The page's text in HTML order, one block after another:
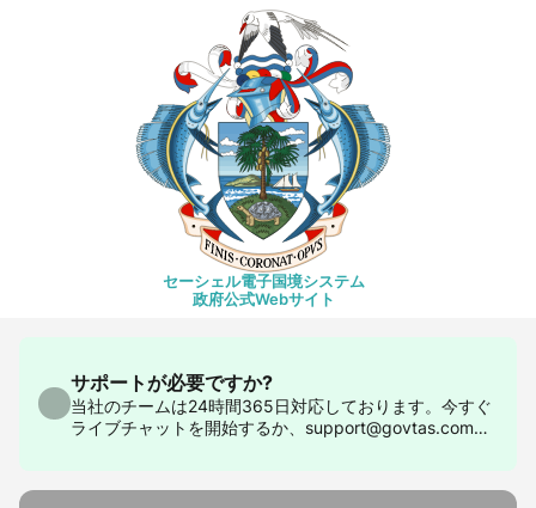
セーシェル電子国境システム
政府公式Webサイト
サポートが必要ですか?
当社のチームは24時間365日対応しております。今すぐ
ライブチャットを開始するか、support@govtas.comま